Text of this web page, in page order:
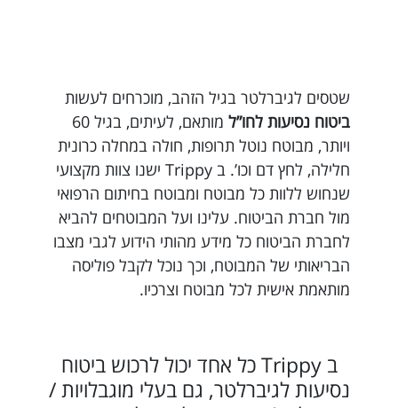
שטסים לגיברלטר בגיל הזהב, מוכרחים לעשות
ביטוח נסיעות לחו”ל
מותאם, לעיתים, בגיל 60
ויותר, מבוטח נוטל תרופות, חולה במחלה כרונית
חלילה, לחץ דם וכו’. ב Trippy ישנו צוות מקצועי
שנחוש ללוות כל מבוטח ומבוטח בחיתום הרפואי
מול חברת הביטוח. עלינו ועל המבוטחים להביא
לחברת הביטוח כל מידע מהותי הידוע לגבי מצבו
הבריאותי של המבוטח, וכך נוכל לקבל פוליסה
מותאמת אישית לכל מבוטח וצרכיו.
ב Trippy כל אחד יכול לרכוש ביטוח
נסיעות לגיברלטר, גם בעלי מוגבלויות /